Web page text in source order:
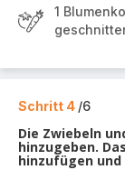
1
Schritt 4 /6
Die Zwiebeln
hinzugeben.
hinzufügen